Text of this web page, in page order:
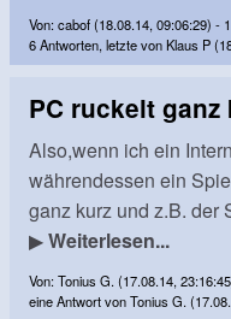
Von: cabof (18.08.14, 09:06:29) -
6 Antworten, letzte von Klaus P
PC ruckelt ganz
Also,wenn ich ein
währendessen ein
ganz kurz und z.B. der
▶Weiterlesen...
Von: Tonius G. (17.08.14,
eine Antwort von Tonius G.